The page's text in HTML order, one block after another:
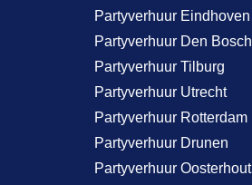
Partyverhuur Eindhoven
Partyverhuur Den Bosch
Partyverhuur Tilburg
Partyverhuur Utrecht
Partyverhuur Rotterdam
Partyverhuur Drunen
Partyverhuur Oosterhout